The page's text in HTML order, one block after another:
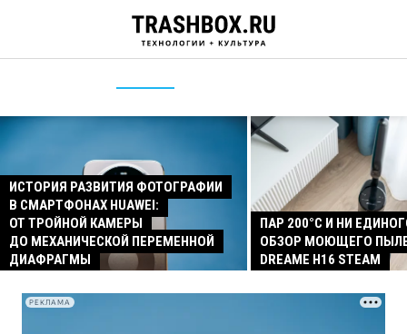
ИСТОРИЯ РАЗВИТИЯ ФОТОГРАФИИ
В СМАРТФОНАХ HUAWEI:
ОТ ТРОЙНОЙ КАМЕРЫ
ДО МЕХАНИЧЕСКОЙ ПЕРЕМЕННОЙ
ДИАФРАГМЫ
ПАР 200°C И НИ
ОБЗОР МОЮЩЕГО
DREAME H16 STEAM
РЕКЛАМА